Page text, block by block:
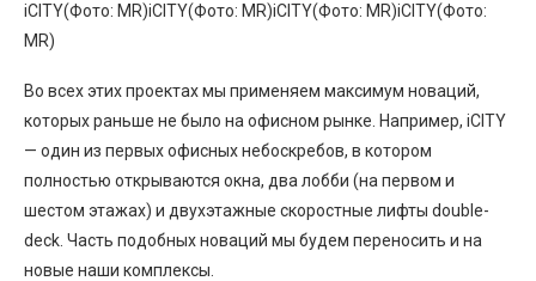
iCITY(Фото: MR)iCITY(Фото: MR)iCITY(Фото: MR)iCITY(Фото:
MR)
Во всех этих проектах мы применяем максимум новаций,
которых раньше не было на офисном рынке. Например, iCITY
— один из первых офисных небоскребов, в котором
полностью открываются окна, два лобби (на первом и
шестом этажах) и двухэтажные скоростные лифты double-
deck. Часть подобных новаций мы будем переносить и на
новые наши комплексы.